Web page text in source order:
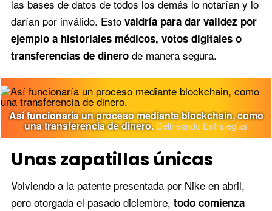
las bases de datos de todos los demás lo notarían y lo
darían por inválido. Esto valdría para dar validez por
ejemplo a historiales médicos, votos digitales o
transferencias de dinerode manera segura.
Así funcionaría un proceso mediante blockchain, como
una transferencia de dinero.Delineando Estrategias
Unas zapatillas únicas
Volviendo a la patente presentada por Nike en abril,
pero otorgada el pasado diciembre, todo comienza